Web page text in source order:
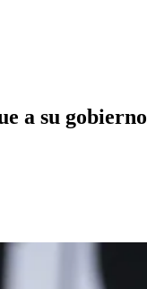
a su gobierno